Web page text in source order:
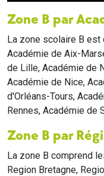
Zone B par
La zone scolaire B
Académie de Aix-
de Lille, Académie de
Académie de Nice,
d'Orléans-Tours,
Rennes, Académie de
Zone B par
La zone B comprend
Region Bretagne,